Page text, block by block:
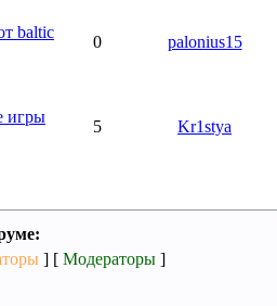
baltic
0 palonius15
игры
5 Kr1stya
] [ Модераторы ]